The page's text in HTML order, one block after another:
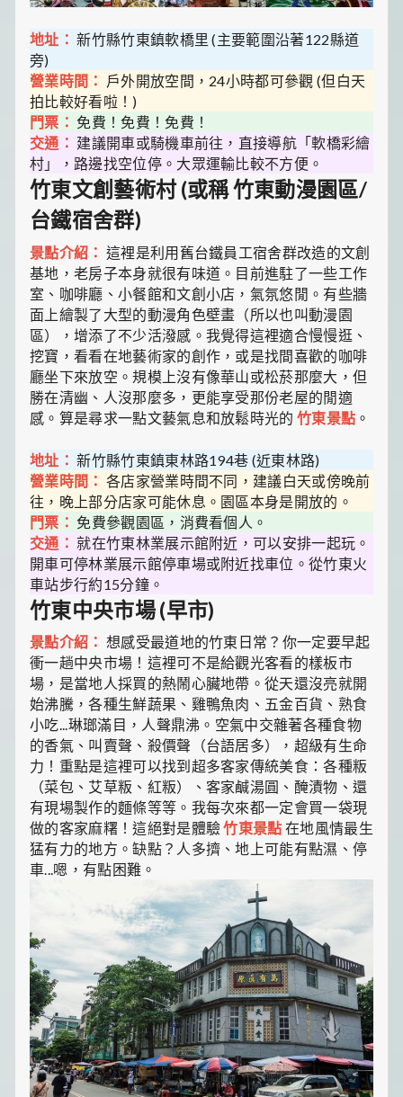
地址： 新竹縣竹東鎮軟橋里 (主要範圍沿著122縣道
旁)
營業時間：
戶外開放空間，24小時都可參觀 (但白天
拍比較好看啦！)
門票： 免費！免費！免費！
交通： 建議開車或騎機車前往，直接導航「軟橋彩繪
村」，路邊找空位停。大眾運輸比較不方便。
竹東文創藝術村 (或稱 竹東動漫園區/
台鐵宿舍群)
景點介紹： 這裡是利用舊台鐵員工宿舍群改造的文創
基地，老房子本身就很有味道。目前進駐了一些工作
室、咖啡廳、小餐館和文創小店，氣氛悠閒。有些牆
面上繪製了大型的動漫角色壁畫（所以也叫動漫園
區），增添了不少活潑感。我覺得這裡適合慢慢逛、
挖寶，看看在地藝術家的創作，或是找間喜歡的咖啡
廳坐下來放空。規模上沒有像華山或松菸那麼大，但
勝在清幽、人沒那麼多，更能享受那份老屋的閒適
感。算是尋求一點文藝氣息和放鬆時光的竹東景點 。
地址： 新竹縣竹東鎮東林路194巷 (近東林路)
營業時間： 各店家營業時間不同，建議白天或傍晚前
往，晚上部分店家可能休息。園區本身是開放的。
門票： 免費參觀園區，消費看個人。
交通： 就在竹東林業展示館附近，可以安排一起玩。
開車可停林業展示館停車場或附近找車位。從竹東火
車站步行約15分鐘。
竹東中央市場 (早市)
景點介紹： 想感受最道地的竹東日常？你一定要早起
衝一趟中央市場！這裡可不是給觀光客看的樣板市
場，是當地人採買的熱鬧心臟地帶。從天還沒亮就開
始沸騰，各種生鮮蔬果、雞鴨魚肉、五金百貨、熟食
小吃...琳瑯滿目，人聲鼎沸。空氣中交雜著各種食物
的香氣、叫賣聲、殺價聲（台語居多），超級有生命
力！重點是這裡可以找到超多客家傳統美食：各種粄
（菜包、艾草粄、紅粄）、客家鹹湯圓、醃漬物、還
有現場製作的麵條等等。我每次來都一定會買一袋現
做的客家麻糬！這絕對是體驗竹東景點 在地風情最生
猛有力的地方。缺點？人多擠、地上可能有點濕、停
車...嗯，有點困難。